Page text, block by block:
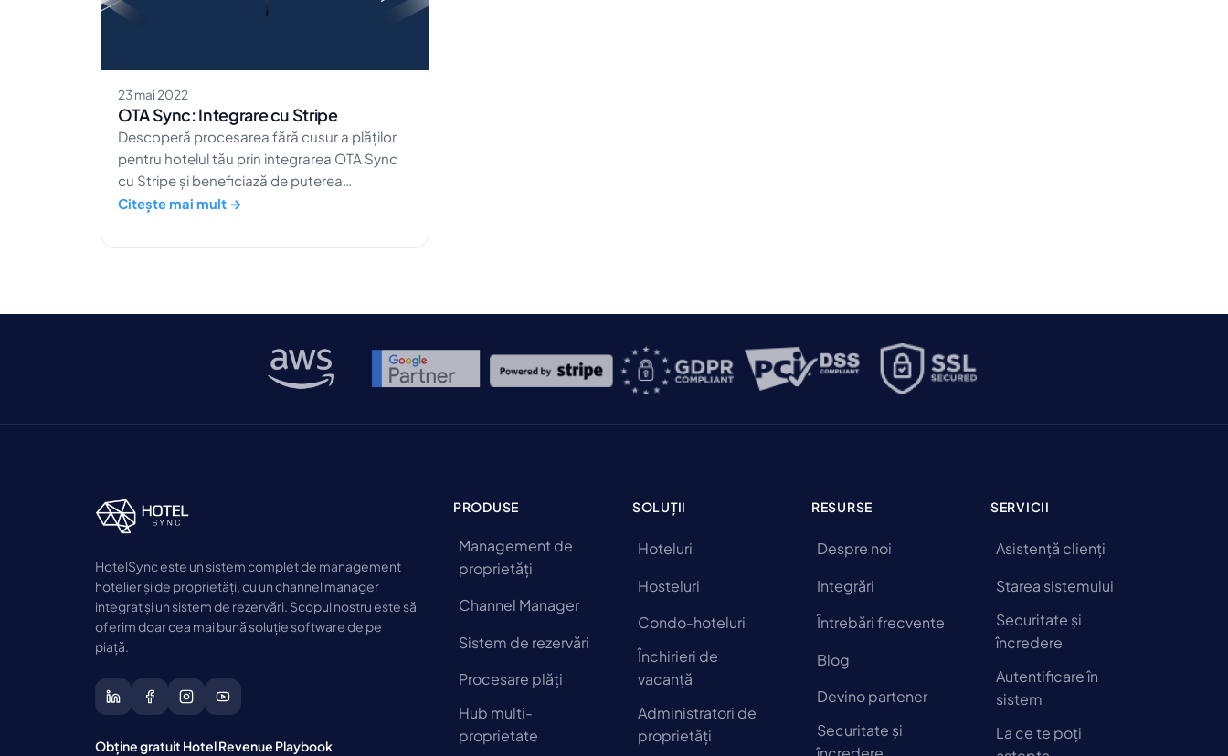
23 mai 2022
OTA Sync: Integrare cu Stripe
Descoperă procesarea fără cusur a plăților
pentru hotelul tău prin integrarea OTA Sync
cu Stripe și beneficiază de puterea
tranzacțiilor sigure și eficiente.
Citește mai mult →
HotelSync este un sistem complet de management
hotelier și de proprietăți, cu un channel manager
integrat și un sistem de rezervări. Scopul nostru este să
oferim doar cea mai bună soluție software de pe
piață.
Obține gratuit Hotel Revenue Playbook
PRODUSE
Management de
proprietăți
Channel Manager
Sistem de rezervări
Procesare plăți
Hub multi-
proprietate
SOLUȚII
Hoteluri
Hosteluri
Condo-hoteluri
Închirieri de
vacanță
Administratori de
proprietăți
RESURSE
Despre noi
Integrări
Întrebări frecvente
Blog
Devino partener
Securitate și
SERVICII
Asistență clienți
Starea sistemului
Securitate și
încredere
Autentificare în
sistem
La ce te poți